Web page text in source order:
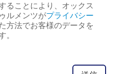
ることにより、オックス
ルメンツがプライバシー
方法でお客様のデータを
。